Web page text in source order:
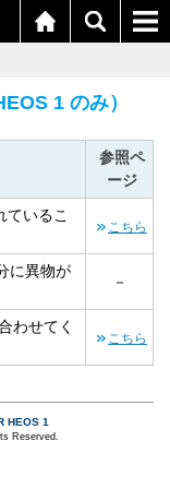
1 のみ）
参照ペ
ージ
ているこ
こちら
に異物が
－
わせてく
こちら
HEOS 1
Reserved.